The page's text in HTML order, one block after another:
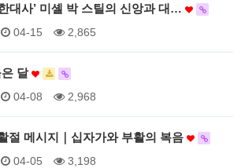
대사’ 미셸 박 스틸의 신앙과 대…
04-15 2,865
달
04-08 2,968
절 메시지｜십자가와 부활의 복음
04-05 3,198